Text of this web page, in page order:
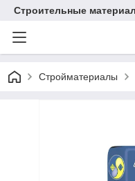
Строительные
Стройматериалы